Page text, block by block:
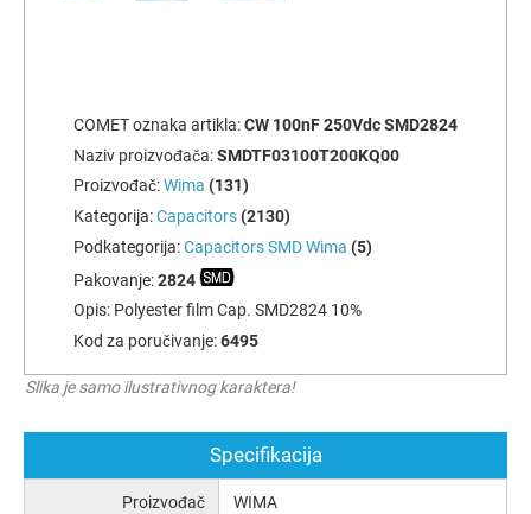
COMET oznaka artikla:CW 100nF 250Vdc SMD2824
Naziv proizvođača:SMDTF03100T200KQ00
Proizvođač:Wima (131)
Kategorija:Capacitors(2130)
Podkategorija:Capacitors SMD Wima (5)
Pakovanje:2824
Opis: Polyester film Cap. SMD2824 10%
Kod za poručivanje:6495
Slika je samo ilustrativnog karaktera!
Specifikacija
Proizvođač WIMA